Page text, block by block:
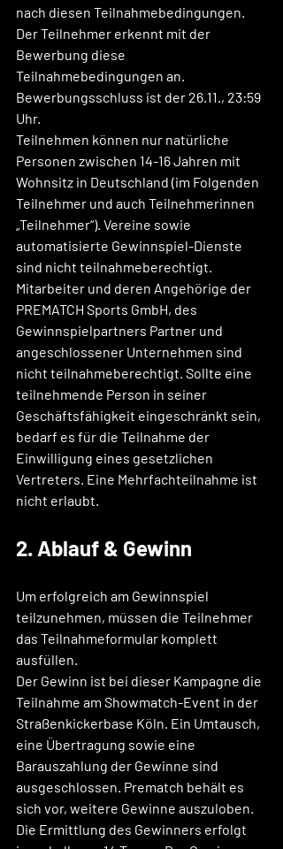
nach diesen Teilnahmebedingungen.
Der Teilnehmer erkennt mit der
Bewerbung diese
Teilnahmebedingungen an.
Bewerbungsschluss ist der 26.11., 23:59
Uhr.
Teilnehmen können nur natürliche
Personen zwischen 14-16 Jahren mit
Wohnsitz in Deutschland (im Folgenden
Teilnehmer und auch Teilnehmerinnen
„Teilnehmer“). Vereine sowie
automatisierte Gewinnspiel-Dienste
sind nicht teilnahmeberechtigt.
Mitarbeiter und deren Angehörige der
PREMATCH Sports GmbH, des
Gewinnspielpartners Partner und
angeschlossener Unternehmen sind
nicht teilnahmeberechtigt. Sollte eine
teilnehmende Person in seiner
Geschäftsfähigkeit eingeschränkt sein,
bedarf es für die Teilnahme der
Einwilligung eines gesetzlichen
Vertreters. Eine Mehrfachteilnahme ist
nicht erlaubt.
2. Ablauf & Gewinn
Um erfolgreich am Gewinnspiel
teilzunehmen, müssen die Teilnehmer
das Teilnahmeformular komplett
ausfüllen.
Der Gewinn ist bei dieser Kampagne die
Teilnahme am Showmatch-Event in der
Straßenkickerbase Köln. Ein Umtausch,
eine Übertragung sowie eine
Barauszahlung der Gewinne sind
ausgeschlossen. Prematch behält es
sich vor, weitere Gewinne auszuloben.
Die Ermittlung des Gewinners erfolgt